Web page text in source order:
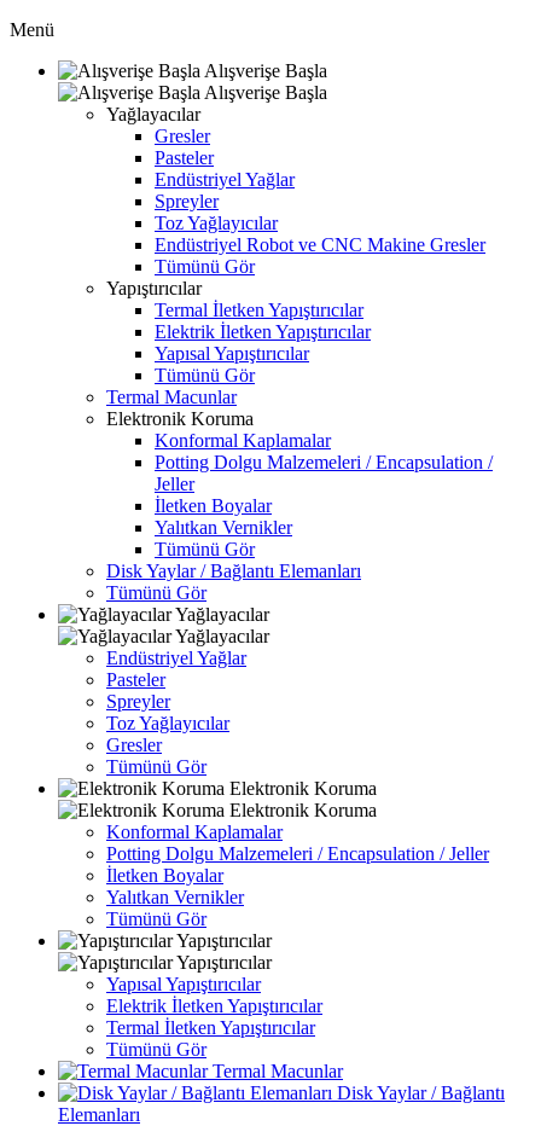
Menü
Alışverişe Başla
Alışverişe Başla
Yağlayacılar
Gresler
Pasteler
Endüstriyel Yağlar
Spreyler
Toz Yağlayıcılar
Endüstriyel Robot ve CNC Makine Gresler
Tümünü Gör
Yapıştırıcılar
Termal İletken Yapıştırıcılar
Elektrik İletken Yapıştırıcılar
Yapısal Yapıştırıcılar
Tümünü Gör
Termal Macunlar
Elektronik Koruma
Konformal Kaplamalar
Potting Dolgu Malzemeleri / Encapsulation /
Jeller
İletken Boyalar
Yalıtkan Vernikler
Tümünü Gör
Disk Yaylar / Bağlantı Elemanları
Tümünü Gör
Yağlayacılar
Yağlayacılar
Endüstriyel Yağlar
Pasteler
Spreyler
Toz Yağlayıcılar
Gresler
Tümünü Gör
Elektronik Koruma
Elektronik Koruma
Konformal Kaplamalar
Potting Dolgu Malzemeleri / Encapsulation / Jeller
İletken Boyalar
Yalıtkan Vernikler
Tümünü Gör
Yapıştırıcılar
Yapıştırıcılar
Yapısal Yapıştırıcılar
Elektrik İletken Yapıştırıcılar
Termal İletken Yapıştırıcılar
Tümünü Gör
Termal Macunlar
Disk Yaylar / Bağlantı
Elemanları